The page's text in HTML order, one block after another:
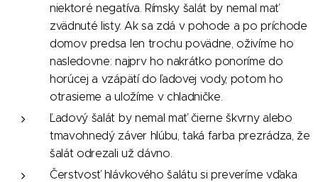
niektoré negatíva. Rímsky šalát by nemal mať
zvädnuté listy. Ak sa zdá v pohode a po príchode
domov predsa len trochu povädne, oživíme ho
nasledovne: najprv ho nakrátko ponoríme do
horúcej a vzápätí do ľadovej vody, potom ho
otrasieme a uložíme v chladničke.
Ľadový šalát by nemal mať čierne škvrny alebo
tmavohnedý záver hlúbu, taká farba prezrádza, že
šalát odrezali už dávno.
Čerstvosť hlávkového šalátu si preveríme vďaka